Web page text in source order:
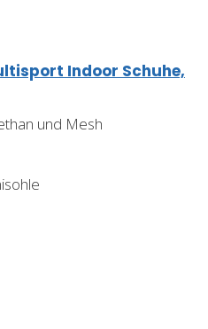
Indoor Schuhe,
und Mesh